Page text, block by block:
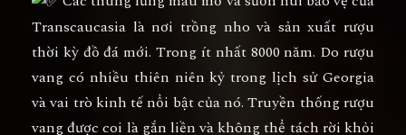
Transcaucasia là nơi trồng nho và sản xuất rượu
thời kỳ đồ đá mới. Trong ít nhất 8000 năm. Do rượu
vang có nhiều thiên niên kỷ trong lịch sử Georgia
và vai trò kinh tế nổi bật của nó. Truyền thống rượu
vang được coi là gắn liền và không thể tách rời khỏi